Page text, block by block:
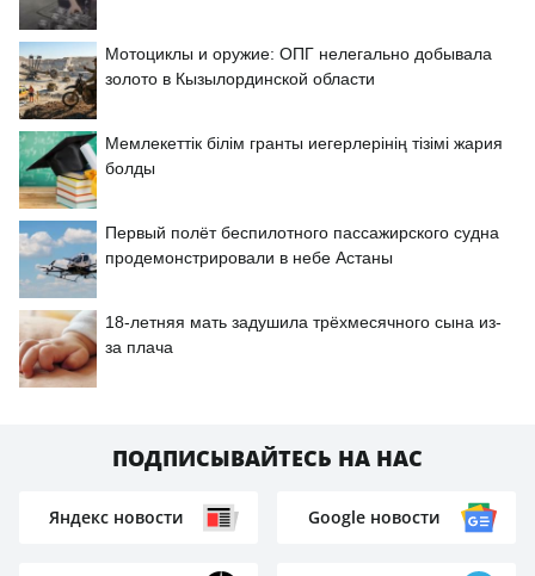
Мотоциклы и оружие: ОПГ нелегально добывала
золото в Кызылординской области
Мемлекеттік білім гранты иегерлерінің тізімі жария
болды
Первый полёт беспилотного пассажирского судна
продемонстрировали в небе Астаны
18-летняя мать задушила трёхмесячного сына из-
за плача
ПОДПИСЫВАЙТЕСЬ НА НАС
Яндекс новости Google новости